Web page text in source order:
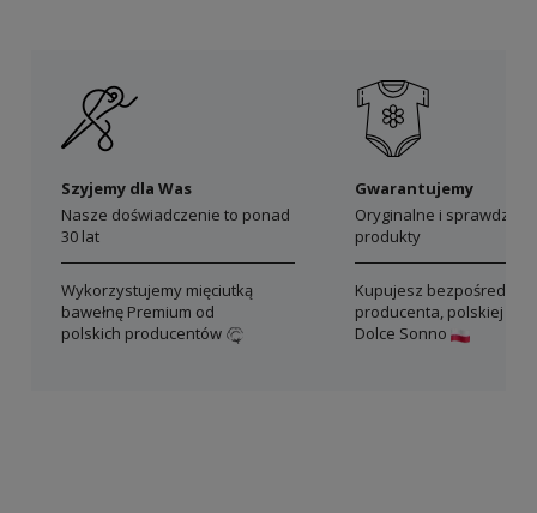
Szyjemy dla Was
Nasze doświadczenie to ponad
30 lat
Wykorzystujemy mięciutką
bawełnę Premium od
polskich producentów
Gwarantujemy
Oryginalne i sprawdzone
produkty
Kupujesz bezpośrednio
producenta, polskiej
Dolce Sonno